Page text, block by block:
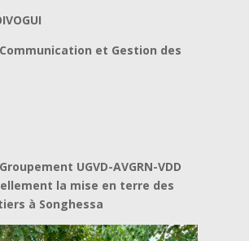
et Gestion des
UGVD-AVGRN-VDD
la mise en terre des
à Songhessa